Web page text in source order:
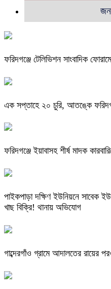
ফরিদগঞ্জে টেলিভিশন সাংবাদিক
এক সপ্তাহে ২০ চুরি, আতঙ্কে
ফরিদগঞ্জে ইয়াবাসহ শীর্ষ মাদক
পাইকপাড়া দক্ষিণ ইউনিয়নে সাবেক
খাছ বিক্রি! থানায় অভিযোগ
গাব্দেরগাঁও গ্রামে আদালতের রায়ের